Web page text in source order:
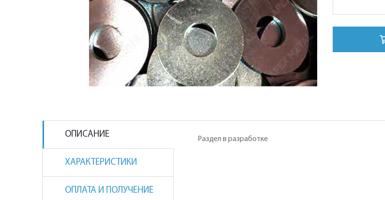
ОПИСАНИЕ
ХАРАКТЕРИСТИКИ
ОПЛАТА И ПОЛУЧЕНИЕ
Раздел в разработке